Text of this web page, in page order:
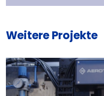
Weitere Projekte